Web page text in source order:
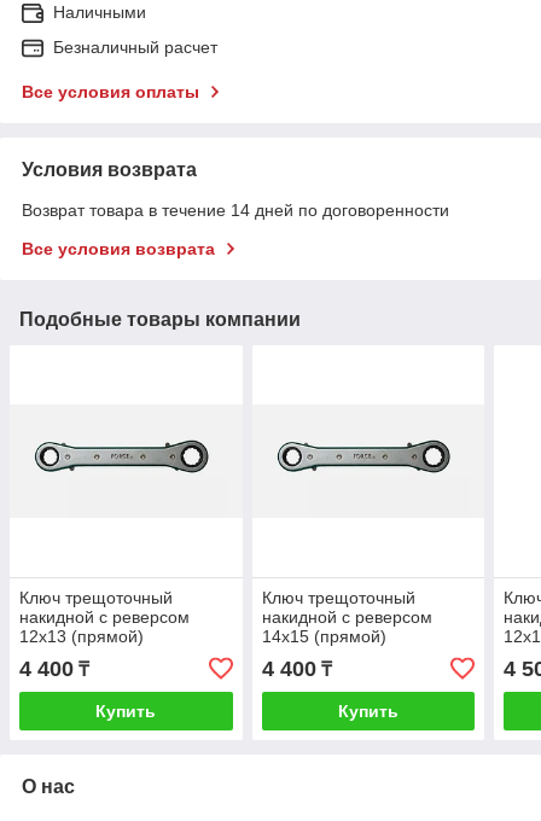
Наличными
Безналичный расчет
Все условия оплаты
Условия возврата
Возврат товара в течение 14 дней по договоренности
Все условия возврата
Подобные товары компании
Ключ трещоточный
накидной с реверсом
12х13 (прямой)
4 400 ₸
Купить
Ключ трещоточный
накидной с реверсом
14х15 (прямой)
4 400₸
Купить
4
О нас